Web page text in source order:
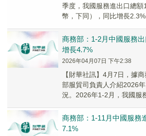
季度，我國服務進出口總額
幣，下同），同比增長
商務部：1-2月中國服務
增長4.7%
2026年04月07日 下午2:38
【財華社訊】4月7日，據
部服貿司負責人介紹2026
況。2026年1-2月，我國服
商務部：1-11月中國服務
7.1%